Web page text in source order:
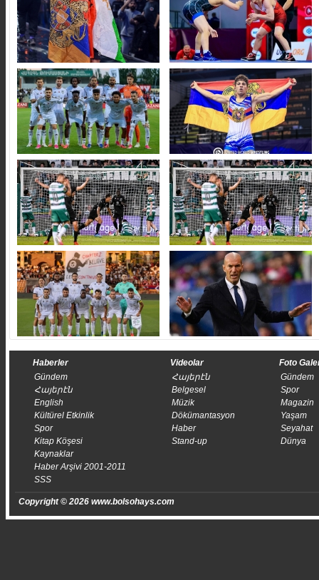
Haberler
Gündem
Հայերէն
English
Kültürel Etkinlik
Spor
Kitap Köşesi
Kaynaklar
Haber Arşivi 2001-2011
SSS
Videolar
Հայերէն
Belgesel
Müzik
Dökümantasyon
Haber
Stand-up
Foto
Gündem
Spor
Magazin
Yaşam
Seyahat
Dünya
Copyright © 2026 www.bolsohays.com